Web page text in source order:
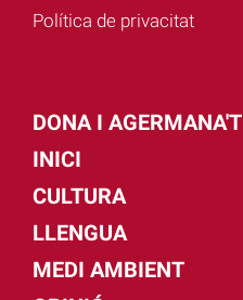
Política de privacitat
DONA I AGERMANA'T
INICI
CULTURA
LLENGUA
MEDI AMBIENT